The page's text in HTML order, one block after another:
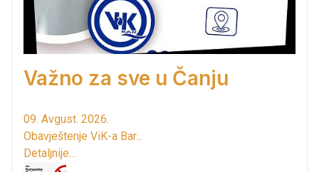
Važno za sve u Čanju
09. Avgust. 2026.
Obavještenje ViK-a Bar...
Detaljnije...